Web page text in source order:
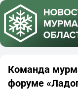
Команда
форуме